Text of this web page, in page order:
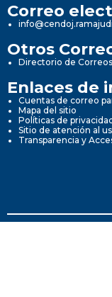
Correo
Otros
Directorio de
Enlaces de
Cuentas de correo
Mapa del sitio
Políticas de
Sitio de atención al
Transparencia y